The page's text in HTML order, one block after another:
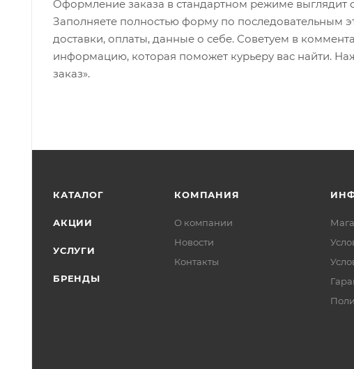
Оформление заказа в стандартном режиме
Заполняете полностью форму по последовательным
доставки, оплаты, данные о себе. Советуем в
информацию, которая поможет курьеру вас найти.
заказ».
КАТАЛОГ
АКЦИИ
УСЛУГИ
БРЕНДЫ
КОМПАНИЯ
О компании
Новости
Контакты